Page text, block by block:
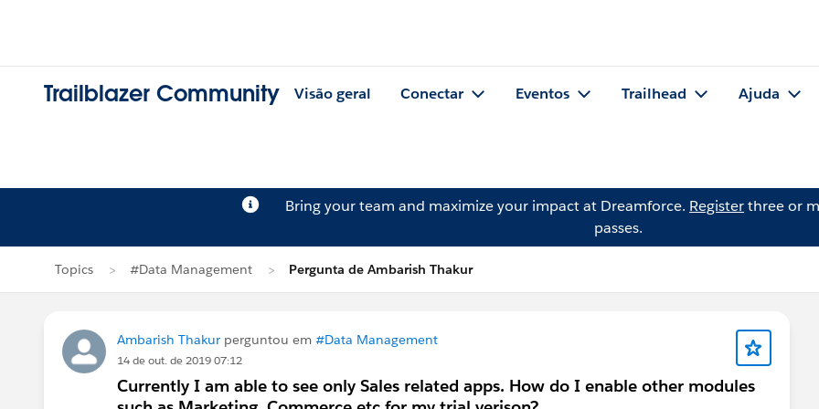
Trailblazer Community Visão geral Conectar Eventos Trailhead Ajuda
Bring your team and maximize your impact at Dreamforce. Registerthree or
passes.
Topics #Data Management Pergunta de Ambarish Thakur
Ambarish Thakur perguntou em #Data Management
14 de out. de 2019 07:12
Currently I am able to see only Sales related apps. How do I enable other modules